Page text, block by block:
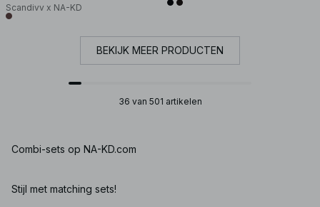
Scandivv x NA-KD
BEKIJK MEER PRODUCTEN
36 van 501 artikelen
Combi-sets op NA-KD.com
Stijl met matching sets!